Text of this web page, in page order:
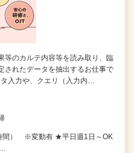
等のカルテ内容等を読み取り、臨
されたデータを抽出するお仕事で
入力や、クエリ（入力内…
間） ※変動有 ★平日週1日～OK
…